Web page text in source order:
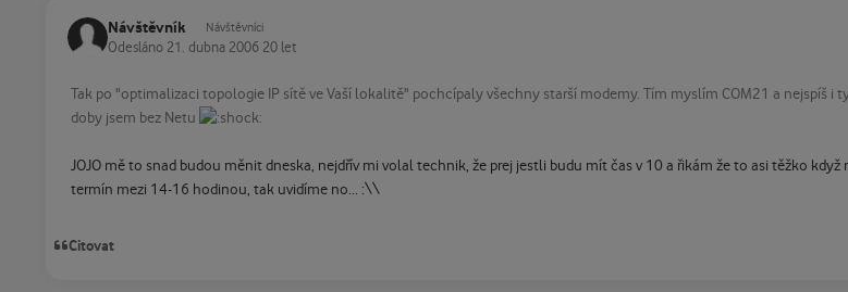
Návštěvník Návštěvníci
Odesláno 21. dubna 2006 20 let
Tak po "optimalizaci topologie IP sítě ve Vaší lokalitě" pochcípaly všechny starší modemy. Tím myslím COM21 a
doby jsem bez Netu
JOJO mě to snad budou měnit dneska, nejdřív mi volal technik, že prej jestli budu mít čas v 10 a řikám že to asi těžko
termín mezi 14-16 hodinou, tak uvidíme no... :\\
Citovat